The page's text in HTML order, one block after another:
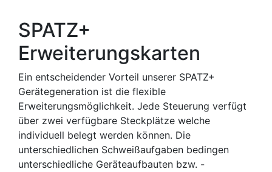
SPATZ+
Erweiterungskarten
Ein entscheidender Vorteil unserer SPATZ+
Gerätegeneration ist die flexible
Erweiterungsmöglichkeit. Jede Steuerung verfügt
über zwei verfügbare Steckplätze welche
individuell belegt werden können. Die
unterschiedlichen Schweißaufgaben bedingen
unterschiedliche Geräteaufbauten bzw. -